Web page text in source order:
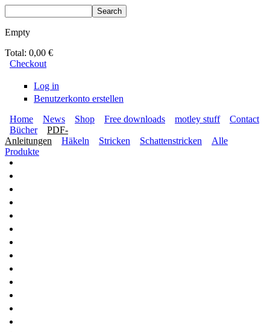
Empty
Total: 0,00 €
Checkout
Log in
Benutzerkonto erstellen
BLUMENBUNT VERLAG
Secondary menu
Home News Shop Free downloads motley stuff Contact
Main menu
Bücher
PDF-
Anleitungen
Häkeln Stricken Schattenstricken
Alle
Produkte